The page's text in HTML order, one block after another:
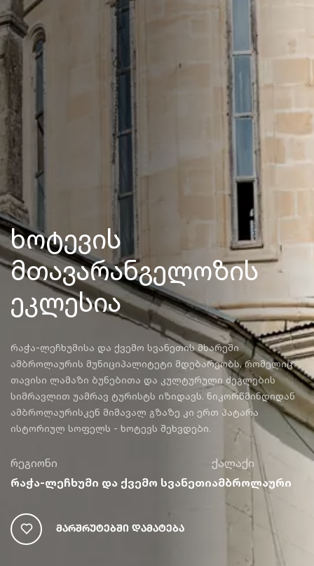
ხოტევის
მთავარანგელოზის
ეკლესია
რაჭა-ლეჩხუმისა და ქვემო სვანეთის მხარეში
ამბროლაურის მუნიციპალიტეტი მდებარეობს, რომელიც
თავისი ლამაზი ბუნებითა და კულტურული ძეგლების
სიმრავლით უამრავ ტურისტს იზიდავს. ნიკორწმინდიდან
ამბროლაურისკენ მიმავალ გზაზე კი ერთ პატარა
ისტორიულ სოფელს - ხოტევს შეხვდები.
რეგიონი
რაჭა-ლეჩხუმი და ქვემო სვანეთი
ქალაქი
ამბროლაური
Მარშრუტებში Დამატება